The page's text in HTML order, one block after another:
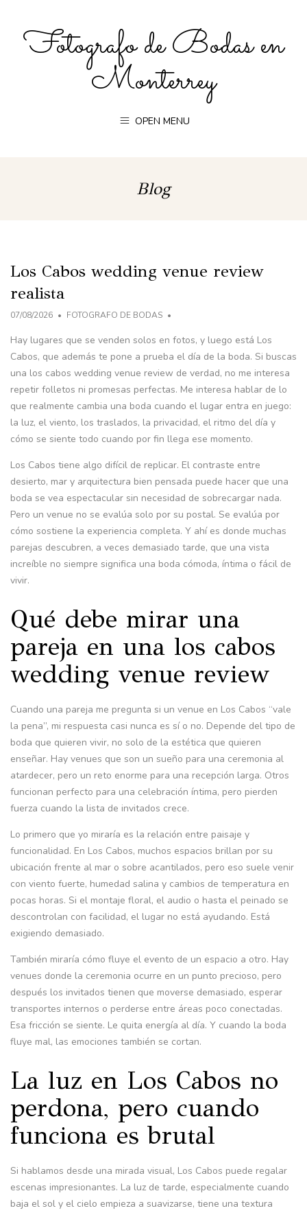
Fotografo de Bodas en
Monterrey
OPEN MENU
Blog
Los Cabos wedding venue review
realista
07/08/2026 FOTOGRAFO DE BODAS
Hay lugares que se venden solos en fotos, y luego está Los
Cabos, que además te pone a prueba el día de la boda. Si buscas
una los cabos wedding venue review de verdad, no me interesa
repetir folletos ni promesas perfectas. Me interesa hablar de lo
que realmente cambia una boda cuando el lugar entra en juego:
la luz, el viento, los traslados, la privacidad, el ritmo del día y
cómo se siente todo cuando por fin llega ese momento.
Los Cabos tiene algo difícil de replicar. El contraste entre
desierto, mar y arquitectura bien pensada puede hacer que una
boda se vea espectacular sin necesidad de sobrecargar nada.
Pero un venue no se evalúa solo por su postal. Se evalúa por
cómo sostiene la experiencia completa. Y ahí es donde muchas
parejas descubren, a veces demasiado tarde, que una vista
increíble no siempre significa una boda cómoda, íntima o fácil de
vivir.
Qué debe mirar una
pareja en una los cabos
wedding venue review
Cuando una pareja me pregunta si un venue en Los Cabos “vale
la pena”, mi respuesta casi nunca es sí o no. Depende del tipo de
boda que quieren vivir, no solo de la estética que quieren
enseñar. Hay venues que son un sueño para una ceremonia al
atardecer, pero un reto enorme para una recepción larga. Otros
funcionan perfecto para una celebración íntima, pero pierden
fuerza cuando la lista de invitados crece.
Lo primero que yo miraría es la relación entre paisaje y
funcionalidad. En Los Cabos, muchos espacios brillan por su
ubicación frente al mar o sobre acantilados, pero eso suele venir
con viento fuerte, humedad salina y cambios de temperatura en
pocas horas. Si el montaje floral, el audio o hasta el peinado se
descontrolan con facilidad, el lugar no está ayudando. Está
exigiendo demasiado.
También miraría cómo fluye el evento de un espacio a otro. Hay
venues donde la ceremonia ocurre en un punto precioso, pero
después los invitados tienen que moverse demasiado, esperar
transportes internos o perderse entre áreas poco conectadas.
Esa fricción se siente. Le quita energía al día. Y cuando la boda
fluye mal, las emociones también se cortan.
La luz en Los Cabos no
perdona, pero cuando
funciona es brutal
Si hablamos desde una mirada visual, Los Cabos puede regalar
escenas impresionantes. La luz de tarde, especialmente cuando
baja el sol y el cielo empieza a suavizarse, tiene una textura